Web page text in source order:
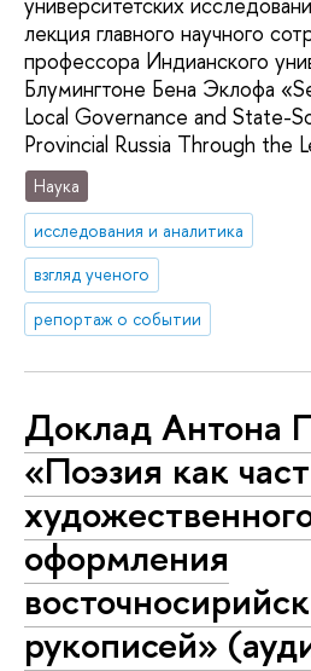
лекция главного научного
профессора Индианского
Блумингтоне Бена Эклофа
Local Governance and State-
Provincial Russia Through the
Наука
исследования и аналитика
взгляд ученого
репортаж о событии
Доклад Антона
«Поэзия как
оформления
рукописей»